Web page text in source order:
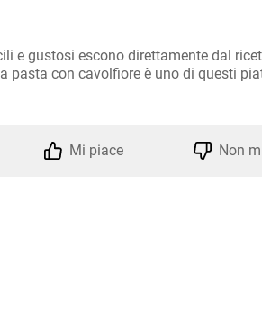
e gustosi escono direttamente dal
pasta con cavolfiore è uno di questi
Mi piace Non